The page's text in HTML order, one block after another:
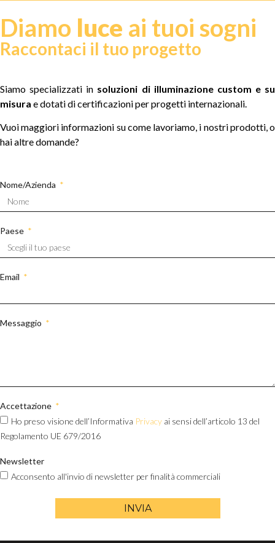
Diamo luce ai tuoi sogni
Raccontaci il tuo progetto
Siamo specializzati in soluzioni di illuminazione custom e su
misura e dotati di certificazioni per progetti internazionali.
Vuoi maggiori informazioni su come lavoriamo, i nostri prodotti, o
hai altre domande?
Nome/Azienda
Paese
Email
Messaggio
Accettazione
Ho preso visione dell’Informativa Privacy ai sensi dell’articolo 13 del
Regolamento UE 679/2016
Newsletter
Acconsento all'invio di newsletter per finalità commerciali
INVIA